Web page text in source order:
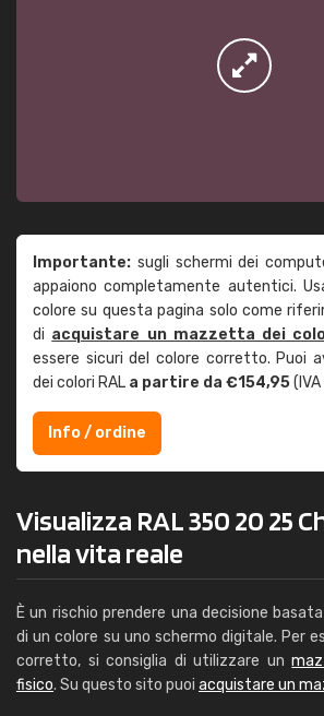
Importante: sugli schermi dei
appaiono completamente autentici.
colore su questa pagina solo come
di acquistare un mazzetta dei
essere sicuri del colore corretto. Puoi
dei colori RAL a partire da €154,95
Info / ordine
Visualizza RAL 350 20 25
nella vita reale
È un rischio prendere una decisione
di un colore su uno schermo digitale. Per
corretto, si consiglia di utilizzare un
fisico. Su questo sito puoi acquistare un